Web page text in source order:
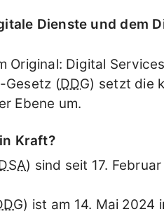
Dienste und dem
Original: Digital
Gesetz (DDG) setzt die
Ebene um.
Kraft?
) sind seit 17.
) ist am 14. Mai 2024